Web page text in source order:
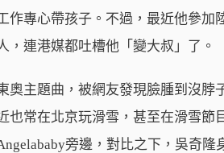
作專心帶孩子。不過，最近他參
，連港媒都吐槽他「變大叔」了。
奧主題曲，被網友發現臉腫到沒
也常在北京玩滑雪，甚至在滑雪
旁邊，對比之下，吳奇